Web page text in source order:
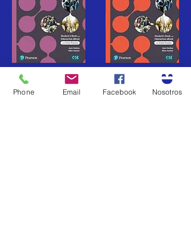
Phone Email Facebook Nosotros